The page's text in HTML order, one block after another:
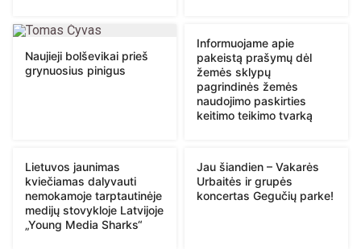
Naujieji bolševikai prieš
grynuosius pinigus
Informuojame apie
pakeistą prašymų dėl
žemės sklypų
pagrindinės žemės
naudojimo paskirties
keitimo teikimo tvarką
Lietuvos jaunimas
kviečiamas dalyvauti
nemokamoje tarptautinėje
medijų stovykloje Latvijoje
„Young Media Sharks“
Jau šiandien – Vakarės
Urbaitės ir grupės
koncertas Gegučių parke!